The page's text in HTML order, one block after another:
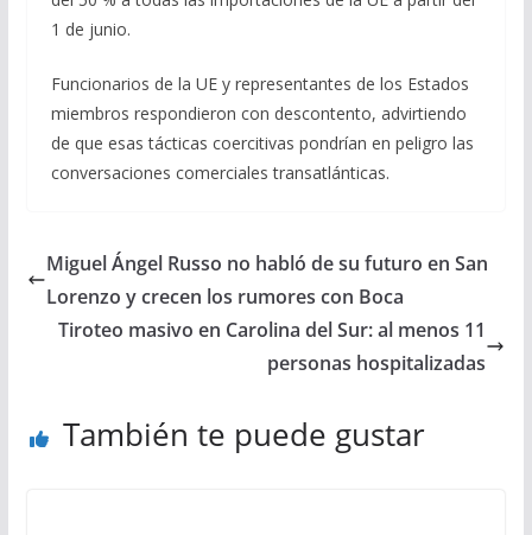
1 de junio.
Funcionarios de la UE y representantes de los Estados
miembros respondieron con descontento, advirtiendo
de que esas tácticas coercitivas pondrían en peligro las
conversaciones comerciales transatlánticas.
Miguel Ángel Russo no habló de su futuro en San
Lorenzo y crecen los rumores con Boca
Tiroteo masivo en Carolina del Sur: al menos 11
personas hospitalizadas
También te puede gustar